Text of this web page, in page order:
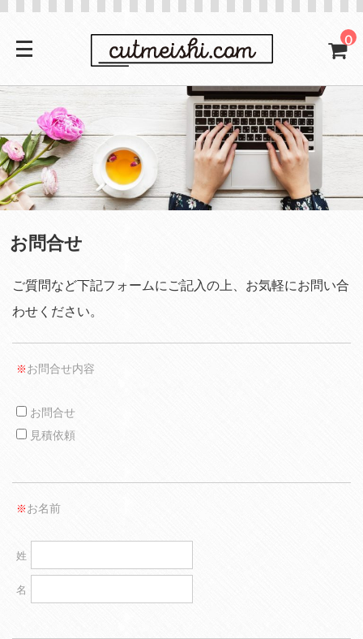
0
お問合せ
ご質問など下記フォームにご記入の上、お気軽にお問い合
わせください。
※ お問合せ内容
お問合せ
見積依頼
※ お名前
姓
名